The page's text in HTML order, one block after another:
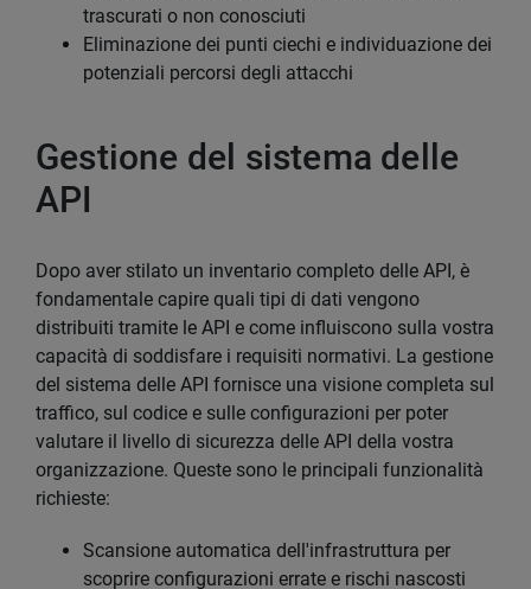
trascurati o non conosciuti
Eliminazione dei punti ciechi e individuazione dei
potenziali percorsi degli attacchi
Gestione del sistema delle
API
Dopo aver stilato un inventario completo delle API, è
fondamentale capire quali tipi di dati vengono
distribuiti tramite le API e come influiscono sulla vostra
capacità di soddisfare i requisiti normativi. La gestione
del sistema delle API fornisce una visione completa sul
traffico, sul codice e sulle configurazioni per poter
valutare il livello di sicurezza delle API della vostra
organizzazione. Queste sono le principali funzionalità
richieste:
Scansione automatica dell'infrastruttura per
scoprire configurazioni errate e rischi nascosti